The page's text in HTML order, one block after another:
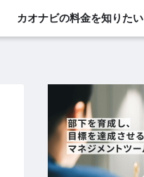
カオナビの料金を知りたい